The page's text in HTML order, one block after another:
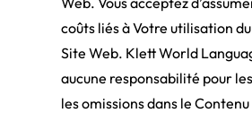
coûts liés à Votre utilisation
Site Web. Klett World
aucune responsabilité pour
les omissions dans le